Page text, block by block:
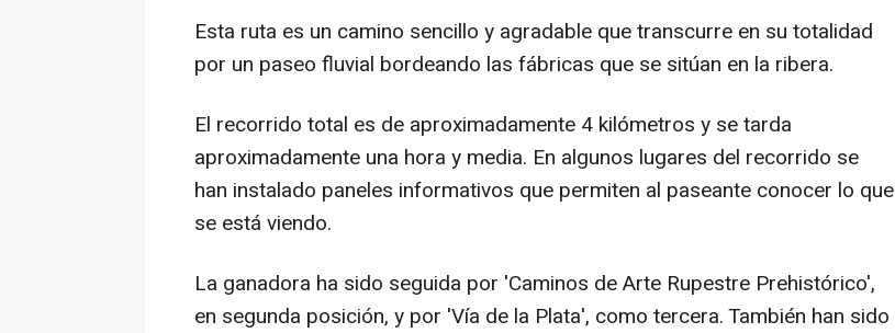
Esta ruta es un camino sencillo y agradable que transcurre en su totalidad
por un paseo fluvial bordeando las fábricas que se sitúan en la ribera.
El recorrido total es de aproximadamente 4 kilómetros y se tarda
aproximadamente una hora y media. En algunos lugares del recorrido se
han instalado paneles informativos que permiten al paseante conocer lo que
se está viendo.
La ganadora ha sido seguida por 'Caminos de Arte Rupestre Prehistórico',
en segunda posición, y por 'Vía de la Plata', como tercera. También han sido